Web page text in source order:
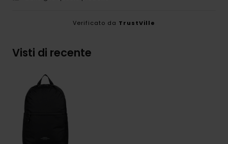
Verificato da TrustVille
Visti di recente